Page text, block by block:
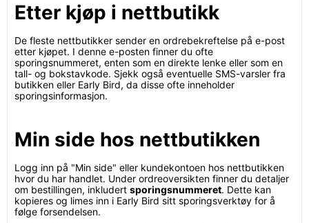
Etter kjøp i nettbutikk
De fleste nettbutikker sender en ordrebekreftelse på e-post
etter kjøpet. I denne e-posten finner du ofte
sporingsnummeret, enten som en direkte lenke eller som en
tall- og bokstavkode. Sjekk også eventuelle SMS-varsler fra
butikken eller Early Bird, da disse ofte inneholder
sporingsinformasjon.
Min side hos nettbutikken
Logg inn på "Min side" eller kundekontoen hos nettbutikken
hvor du har handlet. Under ordreoversikten finner du detaljer
om bestillingen, inkludert sporingsnummeret. Dette kan
kopieres og limes inn i Early Bird sitt sporingsverktøy for å
følge forsendelsen.